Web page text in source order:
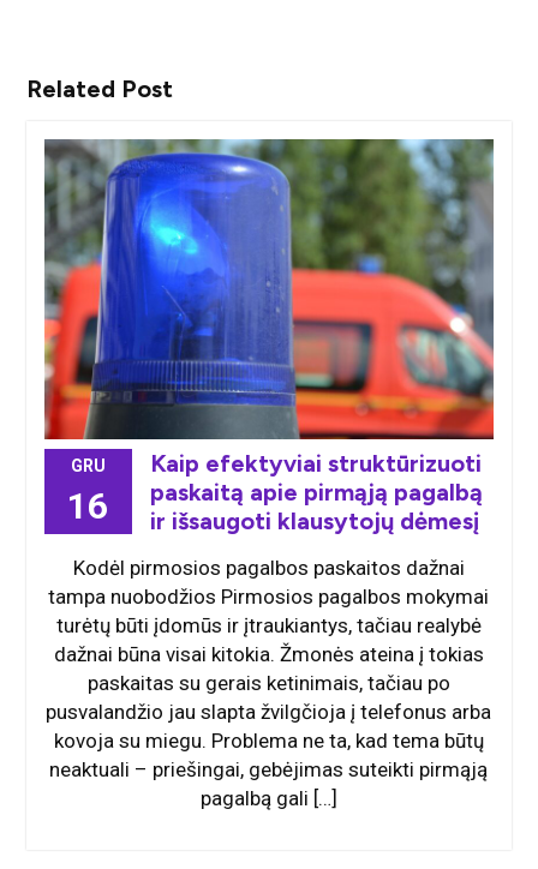
Related Post
GRU
16
Kaip efektyviai struktūrizuoti
paskaitą apie pirmąją pagalbą
ir išsaugoti klausytojų dėmesį
Kodėl pirmosios pagalbos paskaitos dažnai
tampa nuobodžios Pirmosios pagalbos mokymai
turėtų būti įdomūs ir įtraukiantys, tačiau realybė
dažnai būna visai kitokia. Žmonės ateina į tokias
paskaitas su gerais ketinimais, tačiau po
pusvalandžio jau slapta žvilgčioja į telefonus arba
kovoja su miegu. Problema ne ta, kad tema būtų
neaktuali – priešingai, gebėjimas suteikti pirmąją
pagalbą gali […]